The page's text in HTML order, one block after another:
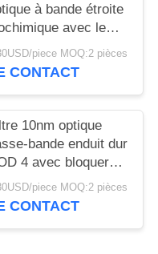
à bande étroite
avec le
de 0.2-
piece MOQ:2 pièces
CONTACT
10nm optique
bande enduit dur
4 avec bloquer
piece MOQ:2 pièces
CONTACT